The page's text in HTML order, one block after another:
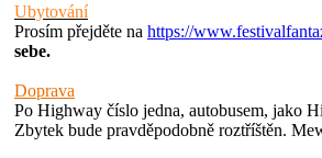
Ubytování
Prosím přejděte na https://
sebe.
Doprava
Po Highway číslo jedna, autobusem, jako
Zbytek bude pravděpodobně roztříštěn.